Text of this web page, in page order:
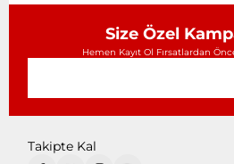
Size Özel
Hemen Kayıt Ol Fırsatlardan
Takipte Kal